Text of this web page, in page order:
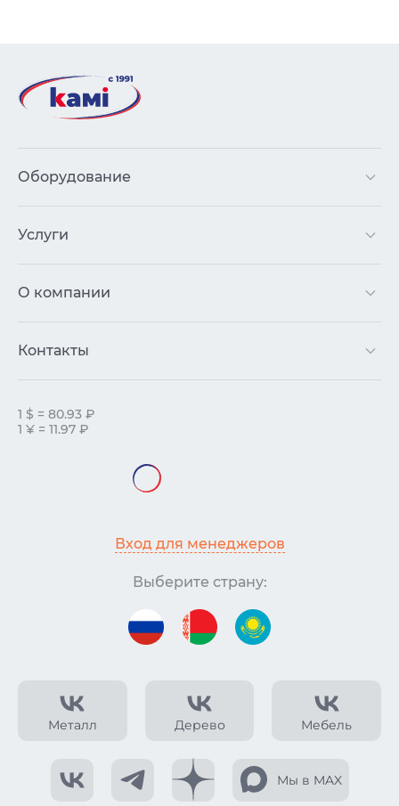
Металл Дерево Мебель
Мы в MAX
Оборудование
Услуги
О компании
Контакты
1 $ = 80.93 ₽
1 ¥ = 11.97 ₽
Вход для менеджеров
Выберите страну: